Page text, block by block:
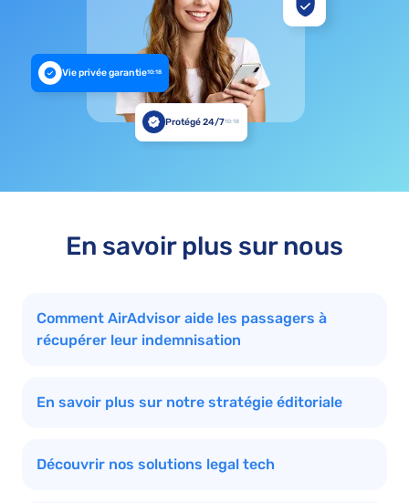
Vie privée garantie10:18
Protégé 24/710:18
En savoir plus sur nous
Comment AirAdvisor aide les passagers à
récupérer leur indemnisation
En savoir plus sur notre stratégie éditoriale
Découvrir nos solutions legal tech